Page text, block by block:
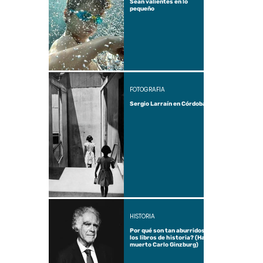
Sean valientes en lo
pequeño
Sergio Larraín en Córdoba
FOTOGRAFÍA
Por qué son tan aburridos
los libros de historia? (Ha
muerto Carlo Ginzburg)
HISTORIA